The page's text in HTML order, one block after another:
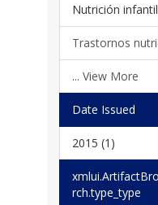
Nutrición
Trastornos
... View More
Date Issued
2015 (1)
rch.type_type